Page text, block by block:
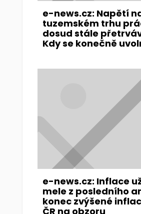
e-news.cz: Napětí
tuzemském trhu
dosud stále
Kdy se konečně
e-news.cz: Inflace
mele z posledního
konec zvýšené
ČR na obzoru